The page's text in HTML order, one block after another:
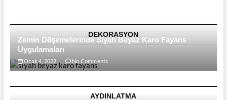
DEKORASYON
Zemin Döşemelerinde Siyah Beyaz Karo Fayans
Uygulamaları
Ocak 4, 2022 No Comments
AYDINLATMA